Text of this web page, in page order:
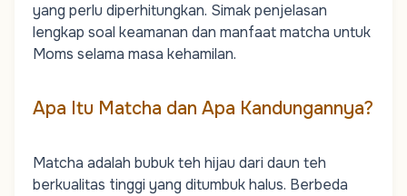
yang perlu diperhitungkan. Simak penjelasan
lengkap soal keamanan dan manfaat matcha untuk
Moms selama masa kehamilan.
Apa Itu Matcha dan Apa Kandungannya?
Matcha adalah bubuk teh hijau dari daun teh
berkualitas tinggi yang ditumbuk halus. Berbeda